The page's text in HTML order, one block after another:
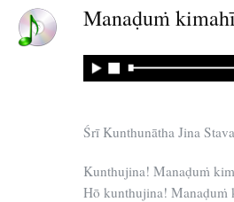
Manaḍuṁ
Śrī Kunthunātha Jina
Kunthujina! Manaḍuṁ
Hō kunthujina! Manaḍuṁ